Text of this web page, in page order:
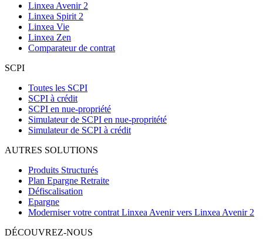
Linxea Avenir 2
Linxea Spirit 2
Linxea Vie
Linxea Zen
Comparateur de contrat
SCPI
Toutes les SCPI
SCPI à crédit
SCPI en nue-propriété
Simulateur de SCPI en nue-propritété
Simulateur de SCPI à crédit
AUTRES SOLUTIONS
Produits Structurés
Plan Epargne Retraite
Défiscalisation
Epargne
Moderniser votre contrat Linxea Avenir vers Linxea Avenir 2
DÉCOUVREZ-NOUS